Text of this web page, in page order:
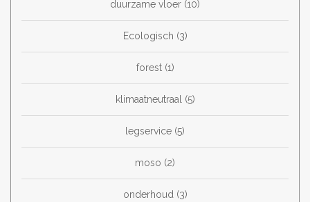
duurzame vloer (10)
Ecologisch (3)
forest (1)
klimaatneutraal (5)
legservice (5)
moso (2)
onderhoud (3)